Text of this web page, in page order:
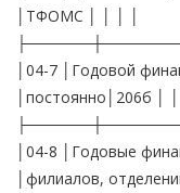
│ТФОМС │ │ │ │
│04-7 │Годовой
│постоянно│206б │
│04-8 │Годовые
│филиалов,